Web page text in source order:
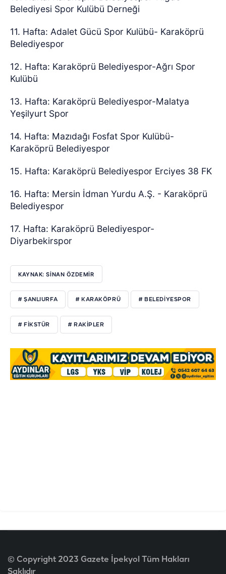
Belediyesi Spor Kulübü Derneği
11. Hafta: Adalet Gücü Spor Kulübü- Karaköprü
Belediyespor
12. Hafta: Karaköprü Belediyespor-Ağrı Spor
Kulübü
13. Hafta: Karaköprü Belediyespor-Malatya
Yeşilyurt Spor
14. Hafta: Mazıdağı Fosfat Spor Kulübü-
Karaköprü Belediyespor
15. Hafta: Karaköprü Belediyespor Erciyes 38 FK
16. Hafta: Mersin İdman Yurdu A.Ş. - Karaköprü
Belediyespor
17. Hafta: Karaköprü Belediyespor-
Diyarbekirspor
KAYNAK: SİNAN ÖZDEMİR
# ŞANLIURFA # KARAKÖPRÜ # BELEDİYESPOR
# FİKSTÜR # RAKİPLER
© Copyright 2023 Gazete İpekyol Tüm Hakları
Saklıdır